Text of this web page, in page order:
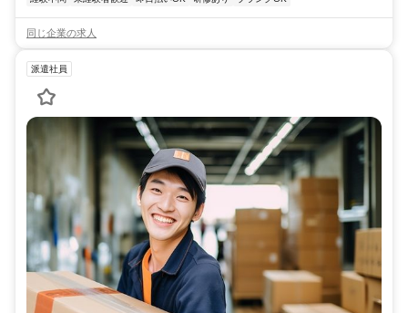
同じ企業の求人
派遣社員